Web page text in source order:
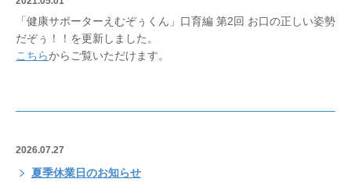
「健康サポーターえむぞぅくん」口育編 第2回 お口の正しい姿勢
だぞぅ！！を更新しました。
こちらからご覧いただけます。
2026.07.27
夏季休業日のお知らせ